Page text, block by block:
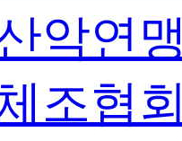
악연맹
조협회